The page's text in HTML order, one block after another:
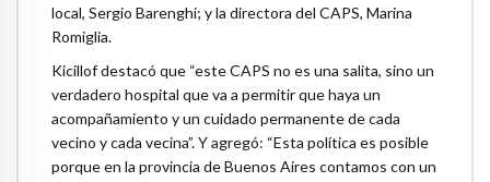
local, Sergio Barenghi; y la directora del CAPS, Marina
Romiglia.
Kicillof destacó que “este CAPS no es una salita, sino un
verdadero hospital que va a permitir que haya un
acompañamiento y un cuidado permanente de cada
vecino y cada vecina”. Y agregó: “Esta política es posible
porque en la provincia de Buenos Aires contamos con un